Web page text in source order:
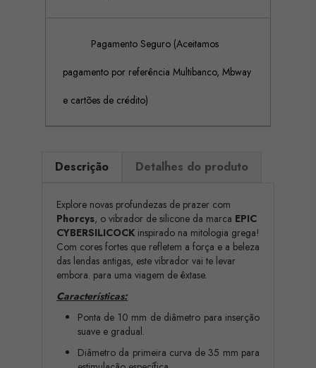
Pagamento Seguro (Aceitamos
pagamento por referência Multibanco, Mbway
e cartões de crédito)
Descrição Detalhes do produto
Explore novas profundezas de prazer com
Phorcys, o vibrador de silicone da marca EPIC
CYBERSILICOCK inspirado na mitologia grega!
Com cores fortes que refletem a força e a beleza
das lendas antigas, este vibrador vai te levar
embora. para uma viagem de êxtase.
Características:
Ponta de 10 mm de diâmetro para inserção
suave e gradual.
Diâmetro da primeira curva de 35 mm para